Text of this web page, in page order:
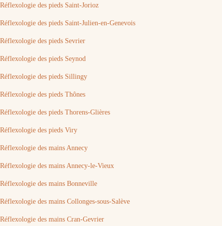
Réflexologie des pieds Saint-Jorioz
Réflexologie des pieds Saint-Julien-en-Genevois
Réflexologie des pieds Sevrier
Réflexologie des pieds Seynod
Réflexologie des pieds Sillingy
Réflexologie des pieds Thônes
Réflexologie des pieds Thorens-Glières
Réflexologie des pieds Viry
Réflexologie des mains Annecy
Réflexologie des mains Annecy-le-Vieux
Réflexologie des mains Bonneville
Réflexologie des mains Collonges-sous-Salève
Réflexologie des mains Cran-Gevrier